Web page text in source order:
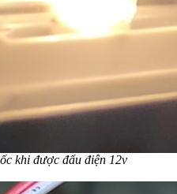
khi được đấu điện 12v